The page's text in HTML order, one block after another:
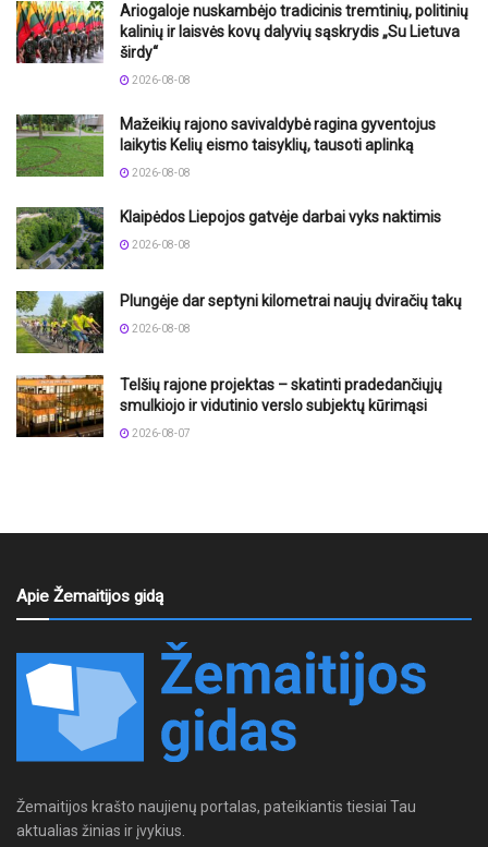
Ariogaloje nuskambėjo tradicinis tremtinių, politinių
kalinių ir laisvės kovų dalyvių sąskrydis „Su Lietuva
širdy“
2026-08-08
Mažeikių rajono savivaldybė ragina gyventojus
laikytis Kelių eismo taisyklių, tausoti aplinką
2026-08-08
Klaipėdos Liepojos gatvėje darbai vyks naktimis
2026-08-08
Plungėje dar septyni kilometrai naujų dviračių takų
2026-08-08
Telšių rajone projektas – skatinti pradedančiųjų
smulkiojo ir vidutinio verslo subjektų kūrimąsi
2026-08-07
Apie Žemaitijos gidą
Žemaitijos krašto naujienų portalas, pateikiantis tiesiai Tau
aktualias žinias ir įvykius.